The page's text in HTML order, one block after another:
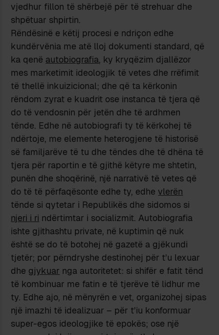
vjedhur fillon të shërbejë për të strehuar dhe
shpëtuar shpirtin.
Rëndësinë e këtij procesi e ndriçon edhe
kundërvënia me atë lloj dokumenti standard, që
ka qenë autobiografia, ky kryqëzim djallëzor
mes marketimit ideologjik të vetes dhe rrëfimit
të thellë inkuizicional; dhe që ta kërkonin
rëndom zyrat e kuadrit ose instanca të tjera që
do të vendosnin për jetën dhe të ardhmen
tënde. Edhe në autobiografi ty të kërkohej të
ndërtoje, me elemente heterogjene të historisë
së familjarëve të tu dhe tëndes dhe të dhëna të
tjera për raportin e të gjithë këtyre me shtetin,
punën dhe shoqërinë, një narrativë të vetes që
do të të përfaqësonte edhe ty, edhevlerën
tënde si qytetar i Republikës dhe sidomos si
njeri i ri ndërtimtar i socializmit. Autobiografia
ishte gjithashtu private, në kuptimin që nuk
është se do të botohej në gazetë a gjëkundi
tjetër; por përndryshe destinohej për t’u lexuar
dhe gjykuar nga autoritetet: si shifër e fatit tënd
të kombinuar me fatin e të tjerëve të lidhur me
ty. Edhe ajo, në mënyrën e vet, organizohej sipas
një imazhi të idealizuar – për t’iu konformuar
super-egos ideologjike të epokës; ose një